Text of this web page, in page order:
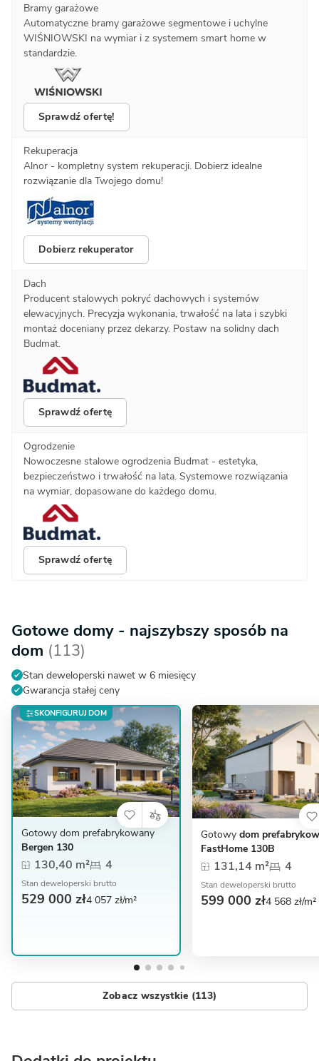
Bramy garażowe
Automatyczne bramy garażowe segmentowe i uchylne
WIŚNIOWSKI na wymiar i z systemem smart home w
standardzie.
Sprawdź ofertę!
Rekuperacja
Alnor - kompletny system rekuperacji. Dobierz idealne
rozwiązanie dla Twojego domu!
Dobierz rekuperator
Dach
Producent stalowych pokryć dachowych i systemów
elewacyjnych. Precyzja wykonania, trwałość na lata i szybki
montaż doceniany przez dekarzy. Postaw na solidny dach
Budmat.
Sprawdź ofertę
Ogrodzenie
Nowoczesne stalowe ogrodzenia Budmat - estetyka,
bezpieczeństwo i trwałość na lata. Systemowe rozwiązania
na wymiar, dopasowane do każdego domu.
Sprawdź ofertę
Gotowe domy - najszybszy sposób na
dom (113)
Stan deweloperski nawet w 6 miesięcy
Gwarancja stałej ceny
SKONFIGURUJ DOM
Gotowy dom prefabrykowany
Bergen 130
130,40 m² 4
Stan deweloperski brutto
529 000 zł4 057 zł/m²
Gotowy dom
FastHome 130B
131,14 m² 4
Stan deweloperski brutto
599 000 zł4 568 zł/m²
Zobacz wszystkie (113)